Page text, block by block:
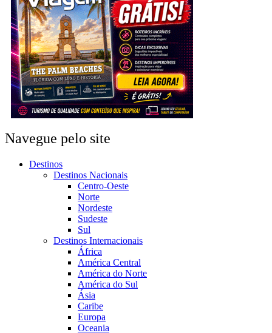
Navegue pelo site
Destinos
Destinos Nacionais
Centro-Oeste
Norte
Nordeste
Sudeste
Sul
Destinos Internacionais
África
América Central
América do Norte
América do Sul
Ásia
Caribe
Europa
Oceania